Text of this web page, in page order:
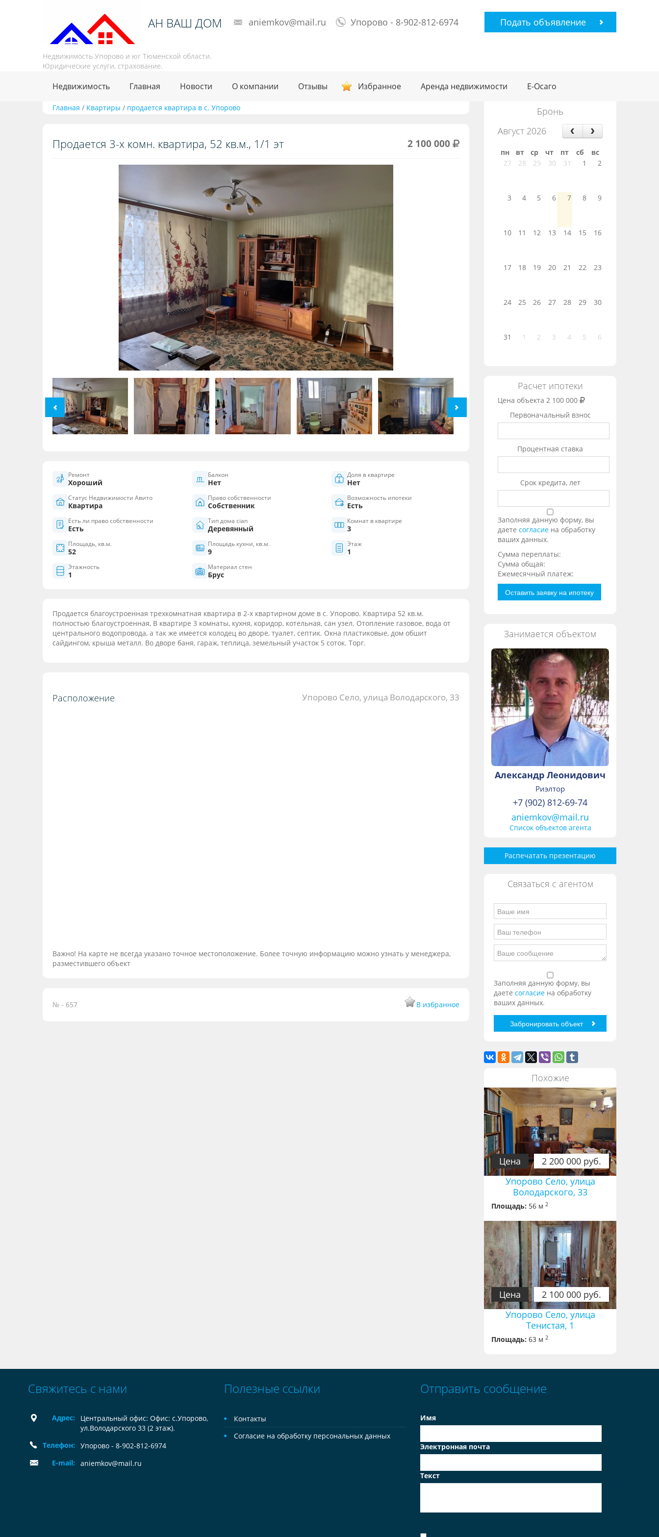
АН ВАШ ДОМ
Недвижимость Упорово и юг Тюменской области.
Юридические услуги, страхование.
aniemkov@mail.ru Упорово - 8-902-812-6974 Подать объявление
Недвижимость Главная Новости О компании Отзывы Избранное Аренда недвижимости Е-Осаго
Главная / Квартиры / продается квартира в с. Упорово
Продается 3-х комн. квартира, 52 кв.м., 1/1 эт 2 100 000
Ремонт
Хороший
Балкон
Нет
Доля в квартире
Нет
Статус Недвижимости Авито
Квартира
Право собственности
Собственник
Возможность ипотеки
Есть
Есть ли право собственности
Есть
Тип дома cian
Деревянный
Комнат в квартире
3
Площадь, кв.м.
52
Площадь кухни, кв.м.
9
Этаж
1
Этажность
1
Материал стен
Брус
Продается благоустроенная трехкомнатная квартира в 2-х квартирном доме в с. Упорово. Квартира 52 кв.м.
полностью благоустроенная, В квартире 3 комнаты, кухня, коридор, котельная, сан узел. Отопление газовое, вода от
центрального водопровода, а так же имеется колодец во дворе, туалет, септик. Окна пластиковые, дом обшит
сайдингом, крыша металл. Во дворе баня, гараж, теплица, земельный участок 5 соток. Торг.
Расположение Упорово Село, улица Володарского, 33
Важно! На карте не всегда указано точное местоположение. Более точную информацию можно узнать у менеджера,
разместившего объект
№ - 657 В избранное
Бронь
Август 2026
пн вт ср чт пт сб
вс
27
28 29 30 31 1 2
3 4 5 6 7 8 9
10 11 12 13 14 15 16
17 18 19 20 21 22 23
24 25 26 27 28 29 30
31 1 2 3 4 5 6
Расчет ипотеки
Цена объекта 2 100 000
Первоначальный взнос
Процентная ставка
Срок кредита, лет
Заполняя данную форму, вы
даете согласие на обработку
ваших данных.
Сумма переплаты:
Сумма общая:
Ежемесячный платеж:
Оставить заявку на ипотеку
Занимается объектом
Александр Леонидович
Риэлтор
+7 (902) 812-69-74
aniemkov@mail.ru
Список объектов агента
Распечатать презентацию
Связаться с агентом
Заполняя данную форму, вы
даете согласие на обработку
ваших данных.
Похожие
2 200 000 руб.
Цена
Упорово Село, улица
Володарского, 33
Площадь: 56 м 2
2 100 000 руб.
Цена
Упорово Село, улица
Тенистая, 1
Площадь: 63 м 2
Свяжитесь с нами
Адрес:
Центральный офис: Офис: с.Упорово,
ул.Володарского 33 (2 этаж).
Телефон:
Упорово - 8-902-812-6974
E-mail:
aniemkov@mail.ru
Полезные ссылки
Контакты
Согласие на обработку персональных данных
Отправить сообщение
Имя
Электронная почта
Текст